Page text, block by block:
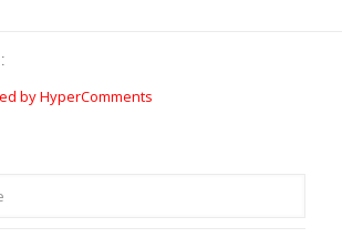
by HyperComments